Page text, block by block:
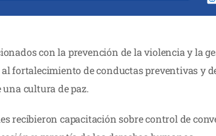
con la prevención de la violencia y la
fortalecimiento de conductas preventivas y
cultura de paz.
recibieron capacitación sobre control de